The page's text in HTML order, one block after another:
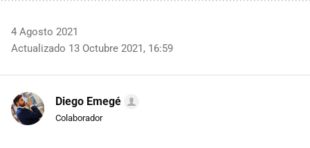
4 Agosto 2021
Actualizado 13 Octubre 2021, 16:59
Diego Emegé
Colaborador